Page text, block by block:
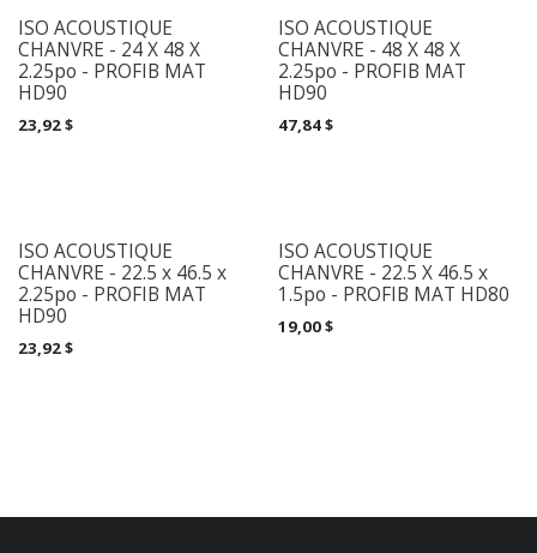
ISO ACOUSTIQUE
CHANVRE - 24 X 48 X
2.25po - PROFIB MAT
HD90
23,92$
ISO ACOUSTIQUE
CHANVRE - 48 X 48 X
2.25po - PROFIB MAT
HD90
47,84$
ISO ACOUSTIQUE
CHANVRE - 22.5 x 46.5 x
2.25po - PROFIB MAT
HD90
23,92$
ISO ACOUSTIQUE
CHANVRE - 22.5 X 46.5 x
1.5po - PROFIB MAT HD80
19,00$